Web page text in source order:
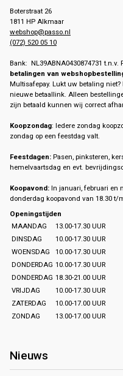
Boterstraat 26
1811 HP Alkmaar
webshop@passo.nl
(072) 520 05 10
Bank: NL39ABNA0430874731 t.n.v.
betalingen van
Multisafepay. Lukt uw betaling
nieuwe betaallink. Alleen
zijn betaald kunnen wij correct
Koopzondag: Iedere zondag
zondag op een feestdag valt.
Feestdagen: Pasen, pinksteren,
hemelvaartsdag en evt.
Koopavond: In januari, februari en
donderdag koopavond van 18.30 t/
Openingstijden
MAANDAG
13.00-17.30 UUR
DINSDAG
10.00-17.30 UUR
WOENSDAG
10.00-17.30 UUR
DONDERDAG 10.00-17.30 UUR
DONDERDAG 18.30-21.00 UUR
VRIJDAG
10.00-17.30 UUR
ZATERDAG
10.00-17.00 UUR
ZONDAG
13.00-17.00 UUR
Nieuws